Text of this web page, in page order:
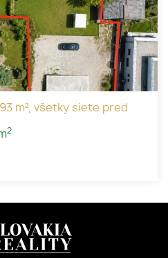
m², všetky siete pred
2